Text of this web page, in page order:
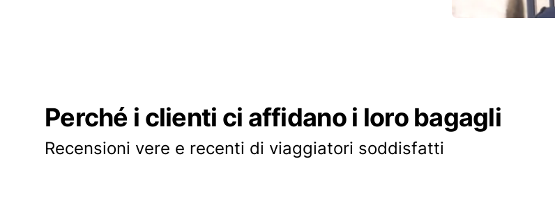
Perché i clienti ci affidano i loro bagagli
Recensioni vere e recenti di viaggiatori soddisfatti